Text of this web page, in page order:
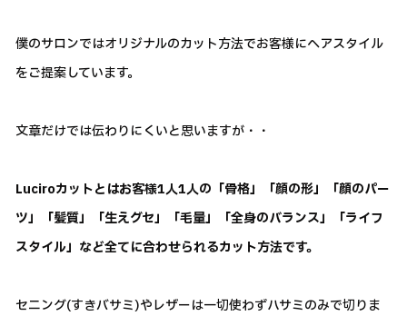
僕のサロンではオリジナルのカット方法でお客様にヘアスタイル
をご提案しています。
文章だけでは伝わりにくいと思いますが・・
Luciroカットとはお客様1人1人の「骨格」「顔の形」「顔のパー
ツ」「髪質」「生えグセ」「毛量」「全身のバランス」「ライフ
スタイル」など全てに合わせられるカット方法です。
セニング(すきバサミ)やレザーは一切使わずハサミのみで切りま